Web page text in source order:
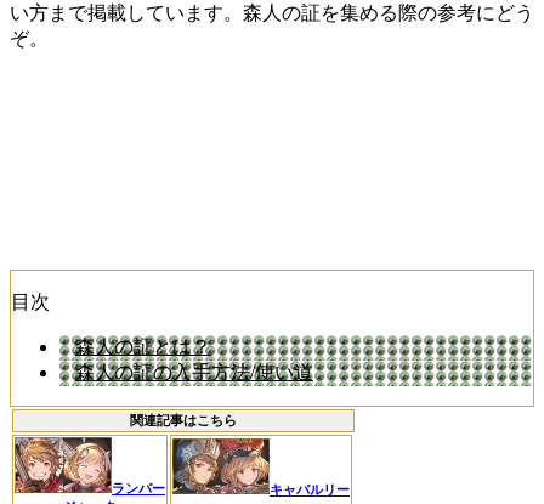
い方まで掲載しています。森人の証を集める際の参考にどう
ぞ。
目次
森人の証とは？
森人の証の入手方法/使い道
関連記事はこちら
ランバー
キャバルリー